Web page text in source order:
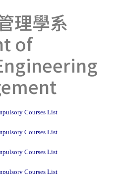
理學系
of
Courses List
Courses List
Courses List
Courses List